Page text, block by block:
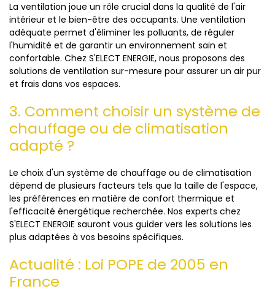
La ventilation joue un rôle crucial dans la qualité de l'air
intérieur et le bien-être des occupants. Une ventilation
adéquate permet d'éliminer les polluants, de réguler
l'humidité et de garantir un environnement sain et
confortable. Chez S'ELECT ENERGIE, nous proposons des
solutions de ventilation sur-mesure pour assurer un air pur
et frais dans vos espaces.
3. Comment choisir un système de
chauffage ou de climatisation
adapté ?
Le choix d'un système de chauffage ou de climatisation
dépend de plusieurs facteurs tels que la taille de l'espace,
les préférences en matière de confort thermique et
l'efficacité énergétique recherchée. Nos experts chez
S'ELECT ENERGIE sauront vous guider vers les solutions les
plus adaptées à vos besoins spécifiques.
Actualité : Loi POPE de 2005 en
France